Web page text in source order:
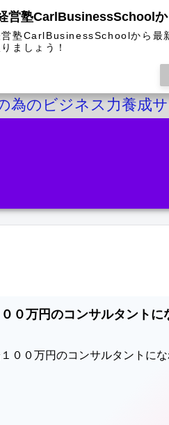
為のビジネス力養成
０万円のコンサルタントに
００万円のコンサルタントに
営塾CarlBusinessSchoolか
営塾CarlBusinessSchoolから最
ましょう！